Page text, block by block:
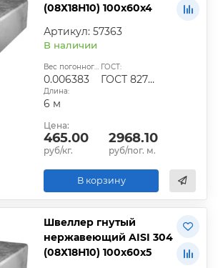
(08Х18Н10) 100х60х4
Артикул: 57363
В наличии
Вес погонного метра, т.:
0.006383
ГОСТ:
ГОСТ 8278-83
Длина:
6 м
Цена:
465.00
руб/кг.
2968.10
руб/пог. м.
В корзину
Швеллер гнутый
нержавеющий AISI 304
(08Х18Н10) 100х60х5